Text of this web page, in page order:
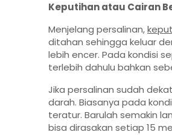
Keputihan atau Cairan
Menjelang persalinan,
ditahan sehingga keluar
lebih encer. Pada kondisi
terlebih dahulu bahkan
Jika persalinan sudah
darah. Biasanya pada
teratur. Barulah semakin
bisa dirasakan setiap 15